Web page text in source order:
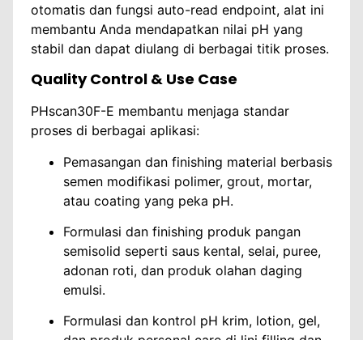
otomatis dan fungsi auto-read endpoint, alat ini
membantu Anda mendapatkan nilai pH yang
stabil dan dapat diulang di berbagai titik proses.
Quality Control & Use Case
PHscan30F-E membantu menjaga standar
proses di berbagai aplikasi:
Pemasangan dan finishing material berbasis
semen modifikasi polimer, grout, mortar,
atau coating yang peka pH.
Formulasi dan finishing produk pangan
semisolid seperti saus kental, selai, puree,
adonan roti, dan produk olahan daging
emulsi.
Formulasi dan kontrol pH krim, lotion, gel,